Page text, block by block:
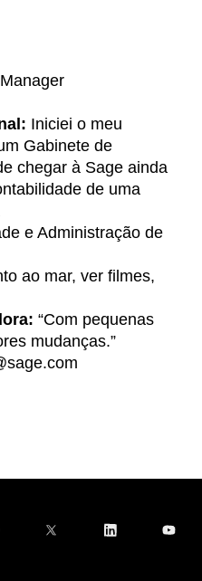
Iniciei o meu
Gabinete de
chegar à Sage ainda
de uma
e Administração de
ao mar, ver filmes,
“Com pequenas
mudanças.”